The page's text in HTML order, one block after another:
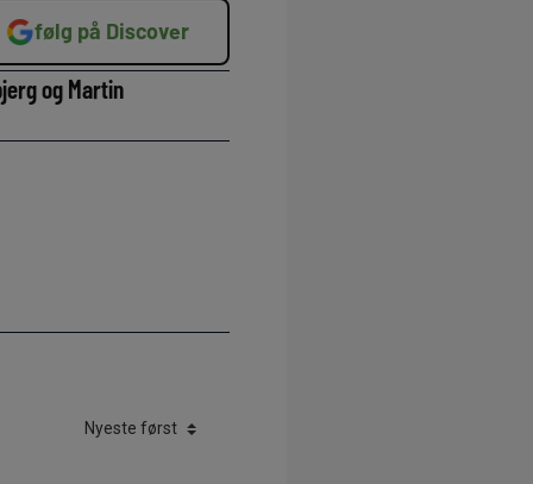
følg på Discover
og Martin